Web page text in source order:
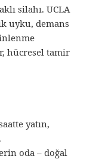
silahı. UCLA
uyku, demans
hücresel tamir
yatın,
oda – doğal